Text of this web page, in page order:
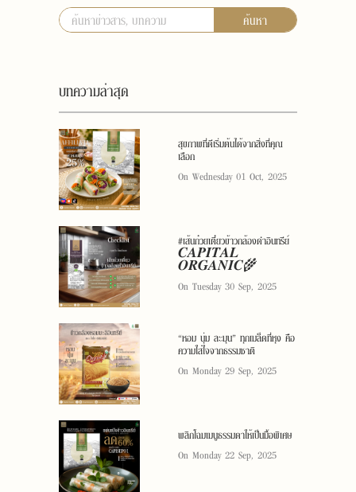
ค้นหา
บทความล่าสุด
สุขภาพที่ดีเริ่มต้นได้จากสิ่งที่คุณ
เลือก
On Wednesday 01 Oct, 2025
#เส้นก๋วยเตี๋ยวข้าวกล้องดำอินทรีย์
𝑪𝑨𝑷𝑰𝑻𝑨𝑳
𝑶𝑹𝑮𝑨𝑵𝑰𝑪🌾
On Tuesday 30 Sep, 2025
“หอม นุ่ม ละมุน” ทุกเมล็ดที่หุง คือ
ความใส่ใจจากธรรมชาติ
On Monday 29 Sep, 2025
พลิกโฉมเมนูธรรมดาให้เป็นมื้อพิเศษ
On Monday 22 Sep, 2025